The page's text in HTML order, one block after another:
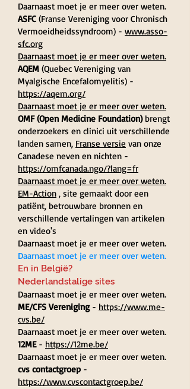
Daarnaast moet je er meer over weten.
ASFC (Franse Vereniging voor Chronisch
Vermoeidheidssyndroom) - www.asso-
sfc.org
Daarnaast moet je er meer over weten.
AQEM (Quebec Vereniging van
Myalgische Encefalomyelitis) -
https://aqem.org/
Daarnaast moet je er meer over weten.
OMF (Open Medicine Foundation)brengt
onderzoekers en clinici uit verschillende
landen samen, Franse versie van onze
Canadese neven en nichten -
https://omfcanada.ngo/?lang=fr
Daarnaast moet je er meer over weten.
EM-Action , site gemaakt door een
patiënt, betrouwbare bronnen en
verschillende vertalingen van artikelen
en video's
Daarnaast moet je er meer over weten.
Daarnaast moet je er meer over weten.
En in België?
Nederlandstalige sites
Daarnaast moet je er meer over weten.
ME/CFS Vereniging- https://www.me-
cvs.be/
Daarnaast moet je er meer over weten.
12ME- https://12me.be/
Daarnaast moet je er meer over weten.
cvs contactgroep -
https://www.cvscontactgroep.be/